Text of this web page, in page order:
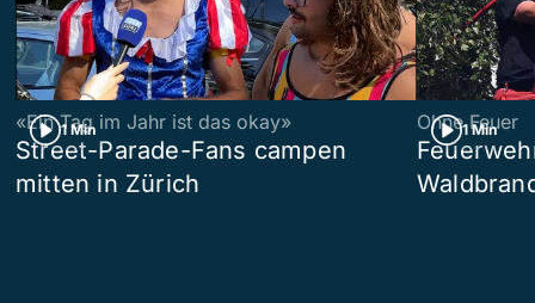
1 Min
«Ein Tag im Jahr ist das okay»
Street-Parade-Fans campen
mitten in Zürich
1 Min
Ohne Feuer